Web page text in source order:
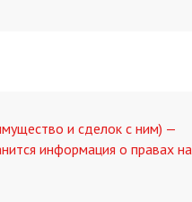
и сделок с ним) —
информация о правах на